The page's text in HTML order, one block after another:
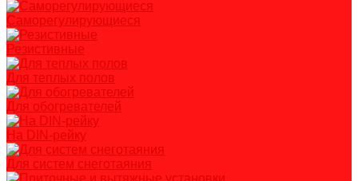
Саморегулирующиеся
Резистивные
Для теплых полов
Для обогревателей
На DIN-рейку
Для систем снеготаяния